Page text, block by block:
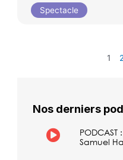
Spectacle
1
Nos derniers
Samuel